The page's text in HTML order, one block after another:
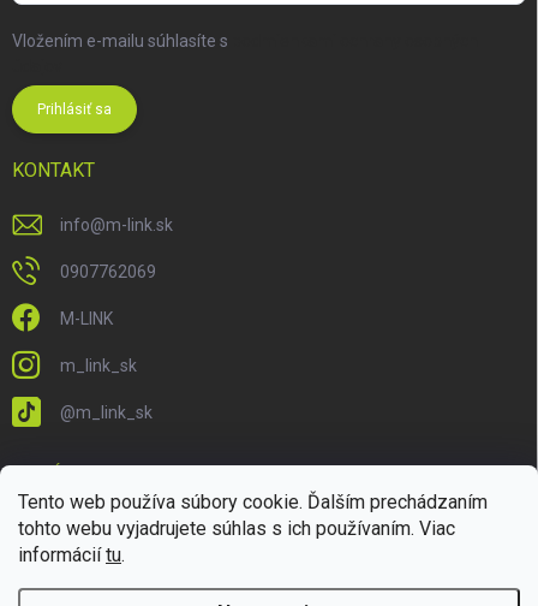
Tento web používa súbory cookie. Ďalším prechádzaním
tohto webu vyjadrujete súhlas s ich používaním. Viac
informáciítu.
Vložením e-mailu súhlasíte s
Prihlásiť sa
KONTAKT
info@m-link.sk
0907762069
M-LINK
m_link_sk
@m_link_sk